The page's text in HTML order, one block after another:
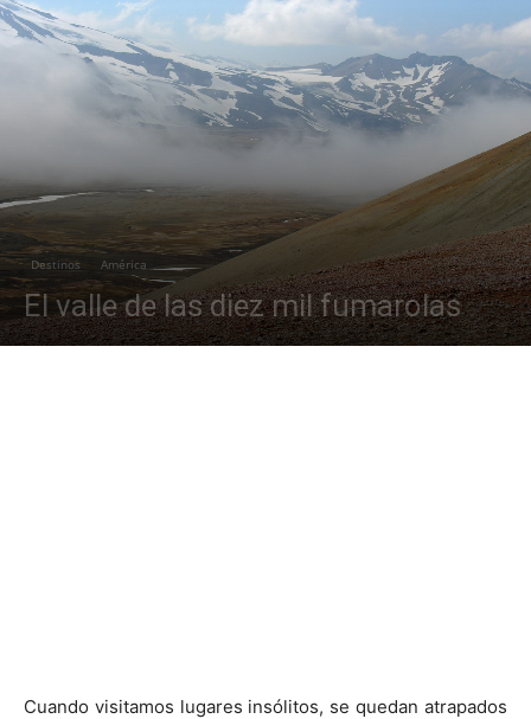
Destinos América
El valle de las diez mil fumarolas
Cuando visitamos lugares insólitos, se quedan atrapados